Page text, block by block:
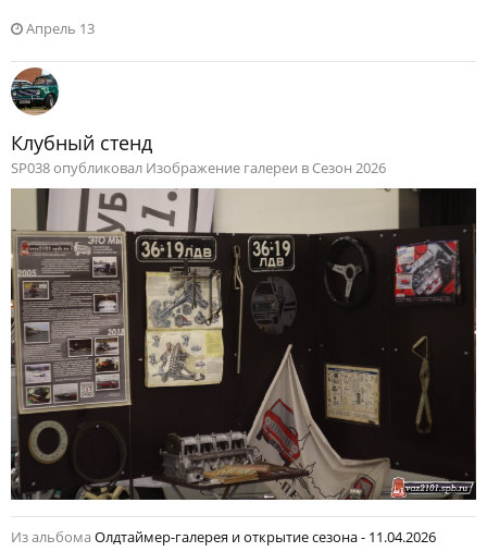
Апрель 13
Клубный стенд
SP038 опубликовал Изображение галереи в Сезон 2026
Из альбома Олдтаймер-галерея и открытие сезона - 11.04.2026